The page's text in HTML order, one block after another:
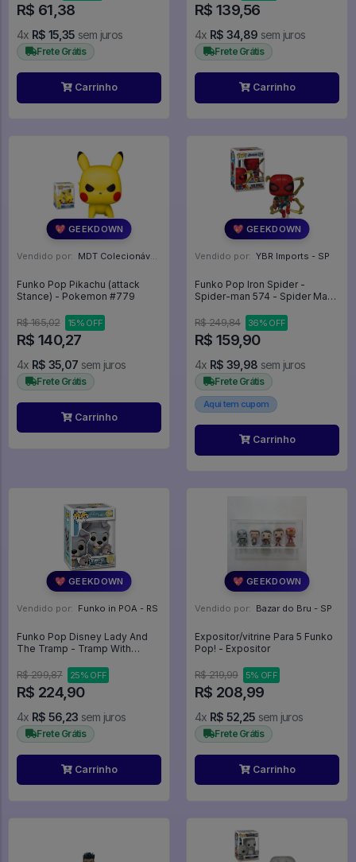
R$ 61,38
4x R$ 15,35 sem juros
Frete Grátis
Carrinho
R$ 139,56
4x R$ 34,89 sem juros
Frete Grátis
Carrinho
💖 GEEKDOWN
Vendido por: MDT Colecionáveis - DF
Funko Pop Pikachu (attack
Stance) - Pokemon #779
R$ 165,02 15% OFF
R$ 140,27
4x R$ 35,07 sem juros
Frete Grátis
Carrinho
💖 GEEKDOWN
Vendido por: YBR Imports - SP
Funko Pop Iron Spider -
Spider-man 574 - Spider Man
R$ 249,84
36% OFF
R$ 159,90
4x R$ 39,98 sem juros
Frete Grátis
Aqui tem cupom
Carrinho
💖 GEEKDOWN
Vendido por: Funko in POA - RS
Funko Pop Disney Lady And
The Tramp - Tramp With
R$ 299,87 25% OFF
R$ 224,90
4x R$ 56,23 sem juros
Frete Grátis
Carrinho
💖 GEEKDOWN
Vendido por: Bazar do Bru - SP
Expositor/vitrine Para 5 Funko
Pop! - Expositor
R$ 219,99 5% OFF
R$ 208,99
4x R$ 52,25 sem juros
Frete Grátis
Carrinho